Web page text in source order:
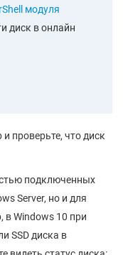
модуля
диск в онлайн
и проверьте, что диск
подключенных
Server, но и для
в Windows 10 при
SSD диска в